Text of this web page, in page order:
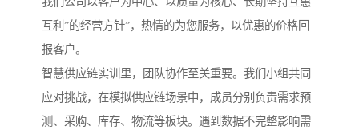
互利”的经营方针”，热情的为您服务，以优惠的价格回
报客户。
智慧供应链实训里，团队协作至关重要。我们小组共同
应对挑战，在模拟供应链场景中，成员分别负责需求预
测、采购、库存、物流等板块。遇到数据不完整影响需